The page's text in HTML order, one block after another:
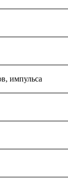
импульса